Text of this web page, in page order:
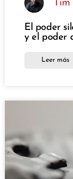
El poder
y el poder
Leer más